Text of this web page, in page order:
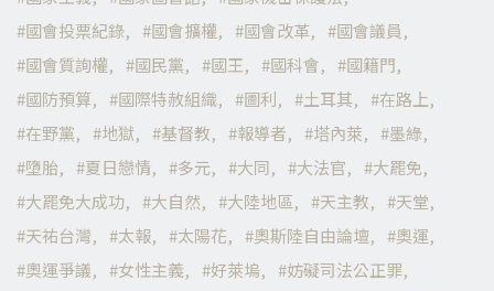
國會投票紀錄
國會擴權 國會改革
國會議員
國會質詢權
國民黨 國王 國科會
國籍門
國防預算
國際特赦組織 圖利 土耳其
在路上
在野黨
地獄 基督教 報導者 塔內萊
墨綠
墮胎
夏日戀情 多元 大同 大法官
大罷免
大罷免大成功
大自然 大陸地區 天主教
天堂
天祐台灣
太報 太陽花 奧斯陸自由論壇
奧運
奧運爭議
女性主義 好萊塢
妨礙司法公正罪